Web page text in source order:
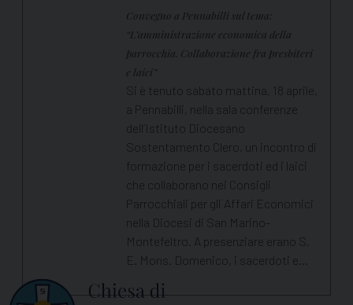
Convegno a Pennabilli sul tema:
“L’amministrazione economica della
parrocchia. Collaborazione fra presbiteri
e laici”
Si è tenuto sabato mattina, 18 aprile,
a Pennabilli, nella sala conferenze
dell’Istituto Diocesano
Sostentamento Clero, un incontro di
formazione per i sacerdoti ed i laici
che collaborano nei Consigli
Parrocchiali per gli Affari Economici
nella Diocesi di San Marino-
Montefeltro. A presenziare erano S.
E. Mons. Domenico, i sacerdoti e…